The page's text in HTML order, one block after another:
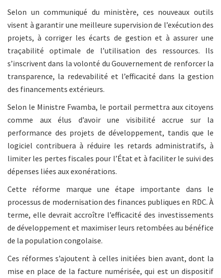
Selon un communiqué du ministère, ces nouveaux outils
visent à garantir une meilleure supervision de l’exécution des
projets, à corriger les écarts de gestion et à assurer une
traçabilité optimale de l’utilisation des ressources. Ils
s’inscrivent dans la volonté du Gouvernement de renforcer la
transparence, la redevabilité et l’efficacité dans la gestion
des financements extérieurs.
Selon le Ministre Fwamba, le portail permettra aux citoyens
comme aux élus d’avoir une visibilité accrue sur la
performance des projets de développement, tandis que le
logiciel contribuera à réduire les retards administratifs, à
limiter les pertes fiscales pour l’État et à faciliter le suivi des
dépenses liées aux exonérations.
Cette réforme marque une étape importante dans le
processus de modernisation des finances publiques en RDC. À
terme, elle devrait accroître l’efficacité des investissements
de développement et maximiser leurs retombées au bénéfice
de la population congolaise.
Ces réformes s’ajoutent à celles initiées bien avant, dont la
mise en place de la facture numérisée, qui est un dispositif